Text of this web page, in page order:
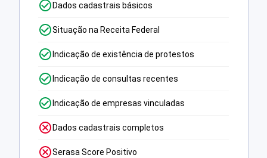
Dados cadastrais básicos
Situação na Receita Federal
Indicação de existência de protestos
Indicação de consultas recentes
Indicação de empresas vinculadas
Dados cadastrais completos
Serasa Score Positivo